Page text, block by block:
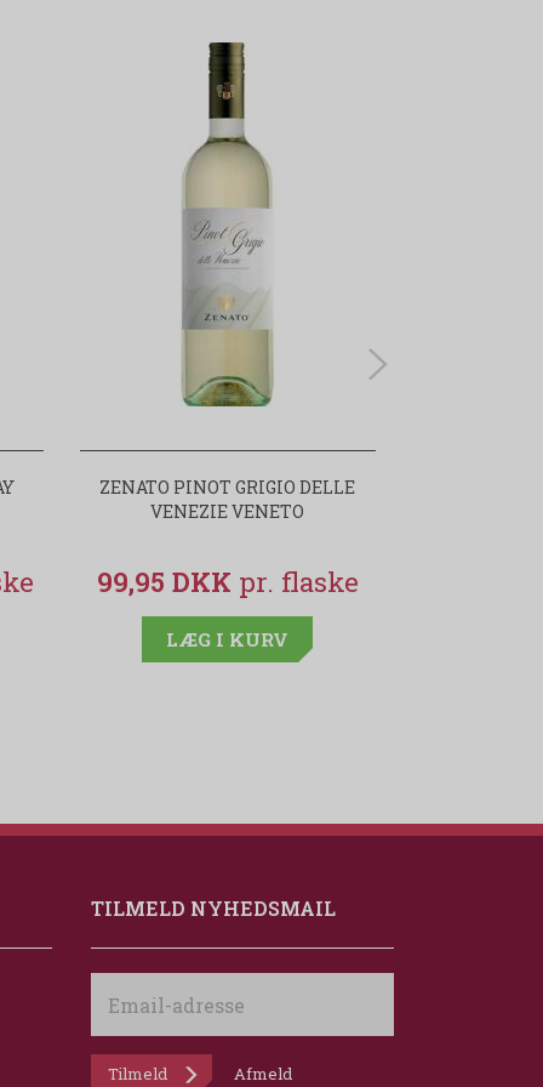
ZENATO PINOT GRIGIO DELLE
VENEZIE VENETO
99,95 DKK
LÆG I KURV
TILMELD NYHEDSMAIL
adresse
Tilmeld Afmeld